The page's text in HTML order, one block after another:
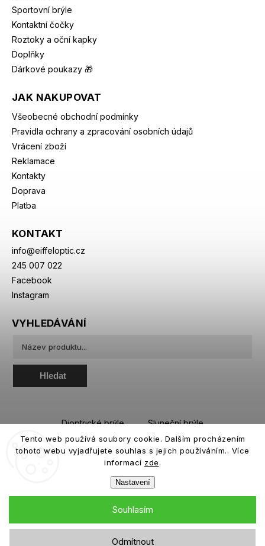
Tento web používá soubory cookie. Dalším procházením
tohoto webu vyjadřujete souhlas s jejich používáním.. Více
informací zde.
Nastavení
Odmítnout
Souhlasím
Sportovní brýle
Kontaktní čočky
Roztoky a oční kapky
Doplňky
Dárkové poukazy 🎁
JAK NAKUPOVAT
Všeobecné obchodní podmínky
Pravidla ochrany a zpracování osobních údajů
Vrácení zboží
Reklamace
Kontakty
Doprava
Platba
KONTAKT
info@eiffeloptic.cz
245 007 022
Facebook
Instagram
VYHLEDÁVÁNÍ
Hledat
Dioptrické brýle
Sluneční brýle
Sportovní brýle
Kontaktní čočky
Roztoky a oční kapky
Copyright 2026eiffeloptic.cz. Všechna práva vyhrazena.